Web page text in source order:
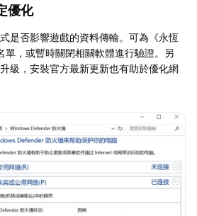
優化
是否影響遊戲的資料傳輸。可為《永恆
單，或暫時關閉相關軟體進行驗證。另
級，安裝官方最新更新也有助於優化網